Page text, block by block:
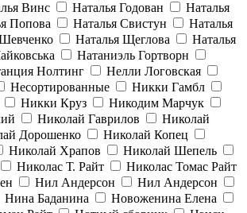
Винс Наталья Годован
Наталья
Попова Наталья Свистун
Наталья
Наталья Щеглова
Наталья
Натаниэль Гортворн
Нолтинг
Нелли Логовская
Несортированные
Никки Гамбл
Никки Круз
Никодим Марчук
Николай Гаврилов
Николай
Дорошенко
Николай Копец
Николай Храпов
Николай Шепель
Николас Т. Райт
Николас Томас Райт
Нил Андерсон
Нил Андерсон
Нина Баданина
Новоженина Елена